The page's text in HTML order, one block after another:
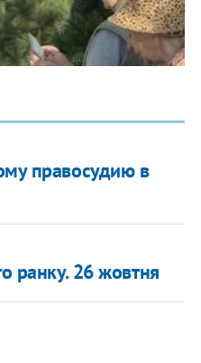
правосудию в
ранку. 26 жовтня